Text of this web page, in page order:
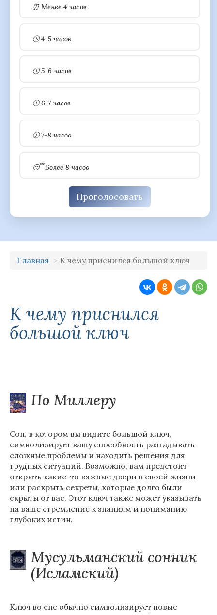
⏰ Менее 4 часов
🕓 4-5 часов
🕔 5-6 часов
🕕 6-7 часов
🕖 7-8 часов
😴 Более 8 часов
Проголосовать
Главная К чему приснился большой ключ
К чему приснился
большой ключ
По Миллеру
Сон, в котором вы видите большой ключ,
символизирует вашу способность разгадывать
сложные проблемы и находить решения для
трудных ситуаций. Возможно, вам предстоит
открыть какие-то важные двери в своей жизни
или раскрыть секреты, которые долго были
скрыты от вас. Этот ключ также может указывать
на ваше стремление к знаниям и пониманию
глубоких истин.
Мусульманский сонник
(Исламский)
Ключ во сне обычно символизирует новые